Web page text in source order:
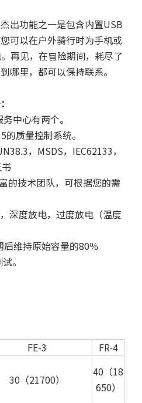
出功能之一是包含内置USB
可以在户外骑行时为手机或
再见，在冒险期间，耗尽了
哪里，都可以保持联系。
中心有两个。
质量控制系统。
，MSDS，IEC62133，
的技术团队，可根据您的需
深度放电，过度放电（温度
维持原始容量的80％
。
FE-3
FR-4
30（21700）
40（18
650）